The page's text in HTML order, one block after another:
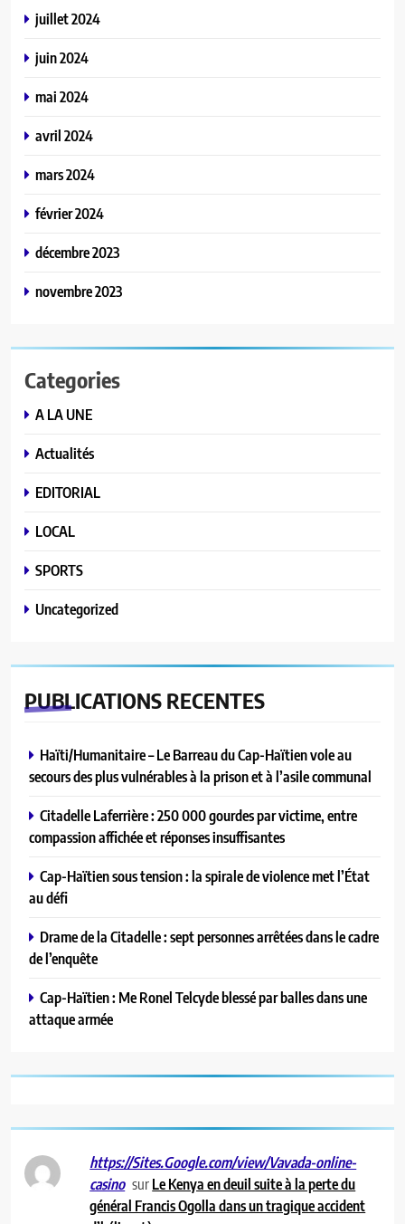
juillet 2024
juin 2024
mai 2024
avril 2024
mars 2024
février 2024
décembre 2023
novembre 2023
Categories
A LA UNE
Actualités
EDITORIAL
LOCAL
SPORTS
Uncategorized
PUBLICATIONS RECENTES
Haïti/Humanitaire – Le Barreau du Cap-Haïtien vole au
secours des plus vulnérables à la prison et à l’asile communal
Citadelle Laferrière : 250 000 gourdes par victime, entre
compassion affichée et réponses insuffisantes
Cap-Haïtien sous tension : la spirale de violence met l’État
au défi
Drame de la Citadelle : sept personnes arrêtées dans le cadre
de l’enquête
Cap-Haïtien : Me Ronel Telcyde blessé par balles dans une
attaque armée
https://Sites.Google.com/view/Vavada-online-
casino surLe Kenya en deuil suite à la perte du
général Francis Ogolla dans un tragique accident